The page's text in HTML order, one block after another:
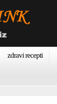
zdravi recepti